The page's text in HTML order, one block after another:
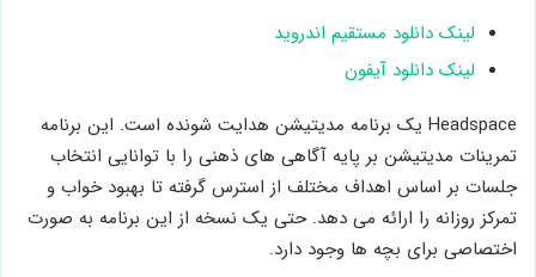
لینک دانلود مستقیم اندروید
لینک دانلود آیفون
Headspace یک برنامه مدیتیشن هدایت شونده است. این برنامه
تمرینات مدیتیشن بر پایه آگاهی های ذهنی را با توانایی انتخاب
جلسات بر اساس اهداف مختلف از استرس گرفته تا بهبود خواب و
تمرکز روزانه را ارائه می دهد. حتی یک نسخه از این برنامه به صورت
اختصاصی برای بچه ها وجود دارد.